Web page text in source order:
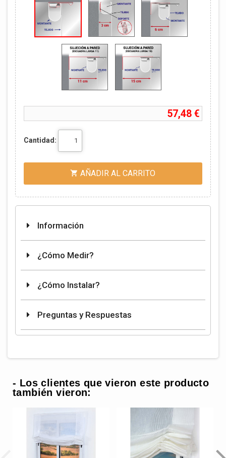
57,48 €
Cantidad:
 AÑADIR AL CARRITO
Información
¿Cómo Medir?
¿Cómo Instalar?
Preguntas y Respuestas
- Los clientes que vieron este producto
también vieron: